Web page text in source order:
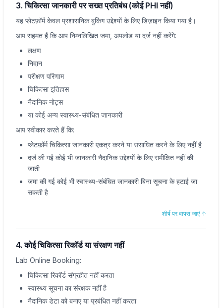
3. चिकित्सा जानकारी पर सख्त प्रतिबंध (कोई PHI नहीं)
यह प्लेटफ़ॉर्म केवल प्रशासनिक बुकिंग उद्देश्यों के लिए डिज़ाइन किया गया है।
आप सहमत हैं कि आप निम्नलिखित जमा, अपलोड या दर्ज नहीं करेंगे:
लक्षण
निदान
परीक्षण परिणाम
चिकित्सा इतिहास
नैदानिक नोट्स
या कोई अन्य स्वास्थ्य-संबंधित जानकारी
आप स्वीकार करते हैं कि:
प्लेटफ़ॉर्म चिकित्सा जानकारी एकत्र करने या संसाधित करने के लिए नहीं है
दर्ज की गई कोई भी जानकारी नैदानिक उद्देश्यों के लिए समीक्षित नहीं की
जाती
जमा की गई कोई भी स्वास्थ्य-संबंधित जानकारी बिना सूचना के हटाई जा
सकती है
शीर्ष पर वापस जाएं↑
4. कोई चिकित्सा रिकॉर्ड या संरक्षण नहीं
Lab Online Booking:
चिकित्सा रिकॉर्ड संग्रहीत नहीं करता
स्वास्थ्य सूचना का संरक्षक नहीं है
नैदानिक डेटा को बनाए या प्रबंधित नहीं करता